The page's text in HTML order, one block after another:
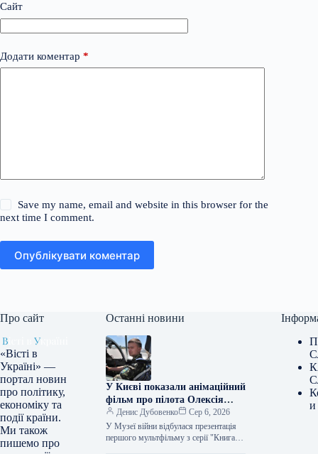
Сайт
Додати коментар *
Save my name, email and website in this browser for the
next time I comment.
Опублікувати коментар
Про сайт
«Вісті в
Україні» —
портал новин
про політику,
економіку та
події країни.
Ми також
пишемо про
Останні новини
У Києві показали анімаційний
фільм про пілота Олексія
«Мунфіша» Меся
Денис Дубовенко
Сер 6, 2026
У Музеї війни відбулася презентація
першого мультфільму з серії "Книга-
и